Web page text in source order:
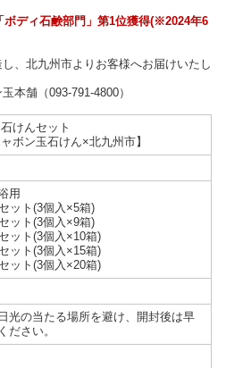
ディ石鹸部門」第1位獲得(※2024年6
、北九州市よりお客様へお届けいたし
本舗（093-791-4800）
けんセット
ボン玉石けん×北九州市】
用
ット(3個入×5箱)
ット(3個入×9箱)
ット(3個入×10箱)
ット(3個入×15箱)
ット(3個入×20箱)
光の当たる場所を避け、開封後は早
ださい。